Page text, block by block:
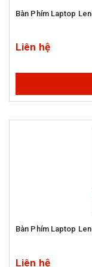
Bàn Phím Laptop
Liên hệ
Bàn Phím Laptop
Liên hệ